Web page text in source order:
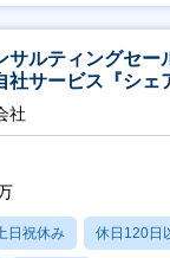
ルティングセー
社サービス『シェ
社
日祝休み 休日120日